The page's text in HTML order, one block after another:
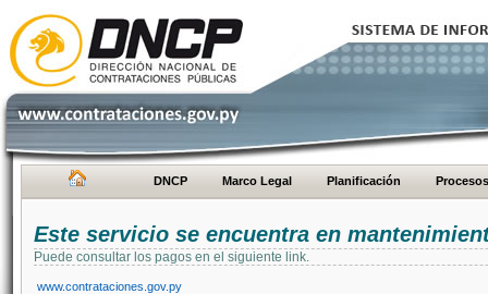
DNCP Marco Legal Planificación Procesos
Este servicio se encuentra en
Puede consultar los pagos en el siguiente link.
www.contrataciones.gov.py